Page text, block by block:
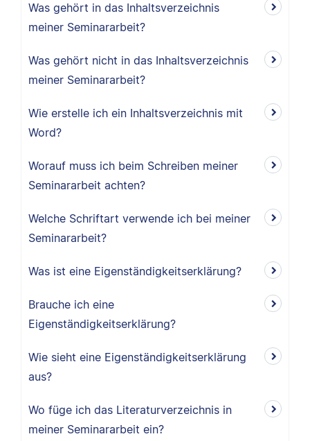
Was gehört in das Inhaltsverzeichnis
meiner Seminararbeit?
Was gehört nicht in das Inhaltsverzeichnis
meiner Seminararbeit?
Wie erstelle ich ein Inhaltsverzeichnis mit
Word?
Worauf muss ich beim Schreiben meiner
Seminararbeit achten?
Welche Schriftart verwende ich bei meiner
Seminararbeit?
Was ist eine Eigenständigkeitserklärung?
Brauche ich eine
Eigenständigkeitserklärung?
Wie sieht eine Eigenständigkeitserklärung
aus?
Wo füge ich das Literaturverzeichnis in
meiner Seminararbeit ein?